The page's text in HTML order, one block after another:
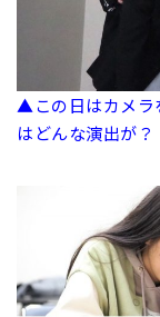
▲この日はカメラ
はどんな演出が？